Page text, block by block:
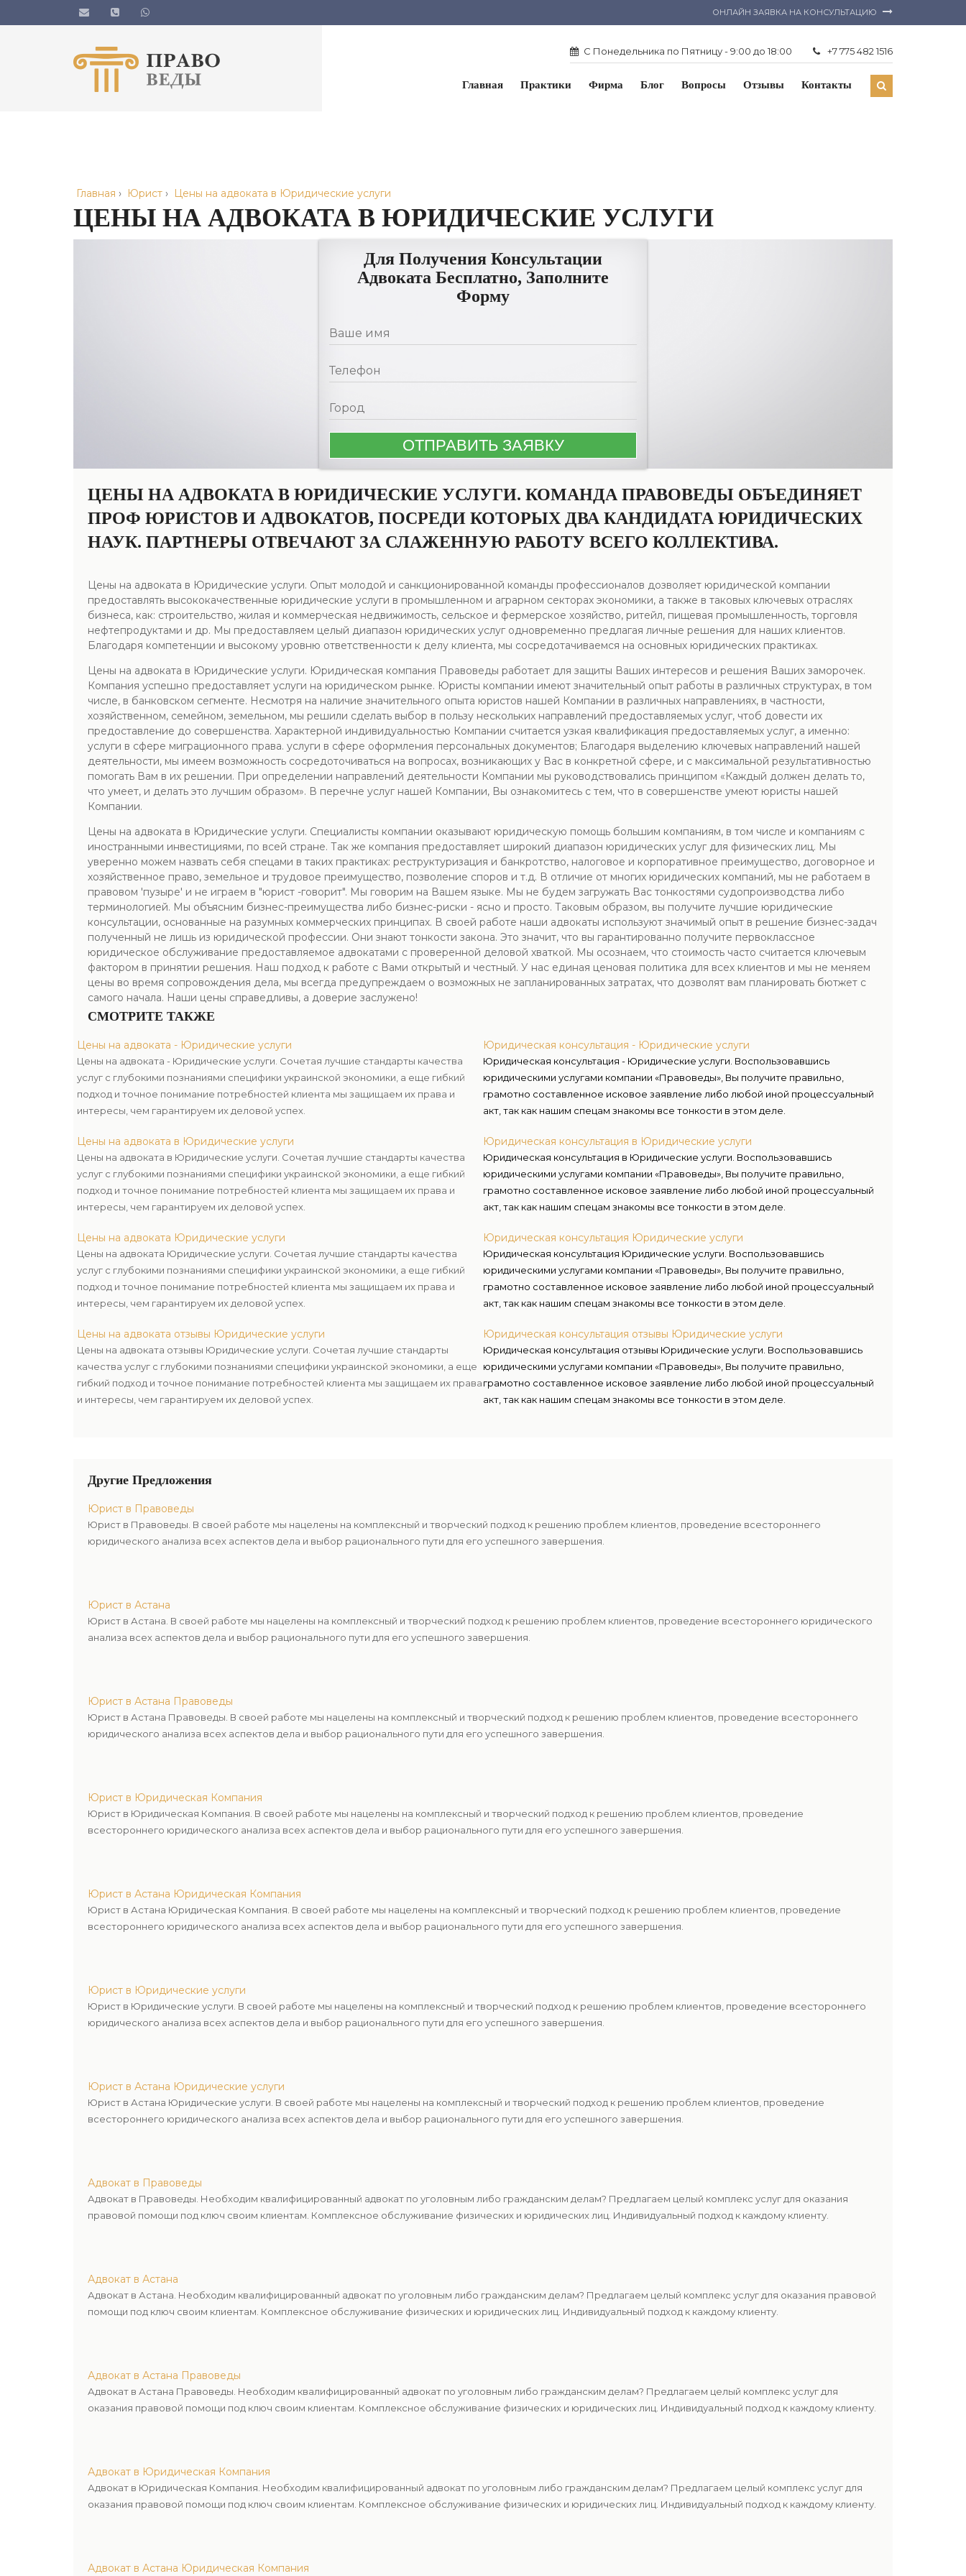
ОНЛАЙН ЗАЯВКА НА КОНСУЛЬТАЦИЮ
С Понедельника по Пятницу - 9:00 до 18:00 +7 775 482 1516
Главная Практики Фирма Блог Вопросы Отзывы Контакты
Главная › Юрист › Цены на адвоката в Юридические услуги
ЦЕНЫ НА АДВОКАТА В ЮРИДИЧЕСКИЕ УСЛУГИ
Для Получения Консультации
Адвоката Бесплатно, Заполните
Форму
ЦЕНЫ НА АДВОКАТА В ЮРИДИЧЕСКИЕ УСЛУГИ. КОМАНДА ПРАВОВЕДЫ ОБЪЕДИНЯЕТ
ПРОФ ЮРИСТОВ И АДВОКАТОВ, ПОСРЕДИ КОТОРЫХ ДВА КАНДИДАТА ЮРИДИЧЕСКИХ
НАУК. ПАРТНЕРЫ ОТВЕЧАЮТ ЗА СЛАЖЕННУЮ РАБОТУ ВСЕГО КОЛЛЕКТИВА.
Цены на адвоката в Юридические услуги. Опыт молодой и санкционированной команды профессионалов дозволяет юридической компании
предоставлять высококачественные юридические услуги в промышленном и аграрном секторах экономики, а также в таковых ключевых отраслях
бизнеса, как: строительство, жилая и коммерческая недвижимость, сельское и фермерское хозяйство, ритейл, пищевая промышленность, торговля
нефтепродуктами и др. Мы предоставляем целый диапазон юридических услуг одновременно предлагая личные решения для наших клиентов.
Благодаря компетенции и высокому уровню ответственности к делу клиента, мы сосредотачиваемся на основных юридических практиках.
Цены на адвоката в Юридические услуги. Юридическая компания Правоведы работает для защиты Ваших интересов и решения Ваших заморочек.
Компания успешно предоставляет услуги на юридическом рынке. Юристы компании имеют значительный опыт работы в различных структурах, в том
числе, в банковском сегменте. Несмотря на наличие значительного опыта юристов нашей Компании в различных направлениях, в частности,
хозяйственном, семейном, земельном, мы решили сделать выбор в пользу нескольких направлений предоставляемых услуг, чтоб довести их
предоставление до совершенства. Характерной индивидуальностью Компании считается узкая квалификация предоставляемых услуг, а именно:
услуги в сфере миграционного права. услуги в сфере оформления персональных документов; Благодаря выделению ключевых направлений нашей
деятельности, мы имеем возможность сосредоточиваться на вопросах, возникающих у Вас в конкретной сфере, и с максимальной результативностью
помогать Вам в их решении. При определении направлений деятельности Компании мы руководствовались принципом «Каждый должен делать то,
что умеет, и делать это лучшим образом». В перечне услуг нашей Компании, Вы ознакомитесь с тем, что в совершенстве умеют юристы нашей
Компании.
Цены на адвоката в Юридические услуги. Специалисты компании оказывают юридическую помощь большим компаниям, в том числе и компаниям с
иностранными инвестициями, по всей стране. Так же компания предоставляет широкий диапазон юридических услуг для физических лиц. Мы
уверенно можем назвать себя спецами в таких практиках: реструктуризация и банкротство, налоговое и корпоративное преимущество, договорное и
хозяйственное право, земельное и трудовое преимущество, позволение споров и т.д. В отличие от многих юридических компаний, мы не работаем в
правовом 'пузыре' и не играем в "юрист -говорит". Мы говорим на Вашем языке. Мы не будем загружать Вас тонкостями судопроизводства либо
терминологией. Мы объясним бизнес-преимущества либо бизнес-риски - ясно и просто. Таковым образом, вы получите лучшие юридические
консультации, основанные на разумных коммерческих принципах. В своей работе наши адвокаты используют значимый опыт в решение бизнес-задач
полученный не лишь из юридической профессии. Они знают тонкости закона. Это значит, что вы гарантированно получите первоклассное
юридическое обслуживание предоставляемое адвокатами с проверенной деловой хваткой. Мы осознаем, что стоимость часто считается ключевым
фактором в принятии решения. Наш подход к работе с Вами открытый и честный. У нас единая ценовая политика для всех клиентов и мы не меняем
цены во время сопровождения дела, мы всегда предупреждаем о возможных не запланированных затратах, что дозволят вам планировать бютжет с
самого начала. Наши цены справедливы, а доверие заслужено!
СМОТРИТЕ ТАКЖЕ
Цены на адвоката - Юридические услуги
Цены на адвоката - Юридические услуги. Сочетая лучшие стандарты качества
услуг с глубокими познаниями специфики украинской экономики, а еще гибкий
подход и точное понимание потребностей клиента мы защищаем их права и
интересы, чем гарантируем их деловой успех.
Цены на адвоката в Юридические услуги
Цены на адвоката в Юридические услуги. Сочетая лучшие стандарты качества
услуг с глубокими познаниями специфики украинской экономики, а еще гибкий
подход и точное понимание потребностей клиента мы защищаем их права и
интересы, чем гарантируем их деловой успех.
Цены на адвоката Юридические услуги
Цены на адвоката Юридические услуги. Сочетая лучшие стандарты качества
услуг с глубокими познаниями специфики украинской экономики, а еще гибкий
подход и точное понимание потребностей клиента мы защищаем их права и
интересы, чем гарантируем их деловой успех.
Цены на адвоката отзывы Юридические услуги
Цены на адвоката отзывы Юридические услуги. Сочетая лучшие стандарты
качества услуг с глубокими познаниями специфики украинской экономики, а еще
гибкий подход и точное понимание потребностей клиента мы защищаем их права
и интересы, чем гарантируем их деловой успех.
Юридическая консультация - Юридические услуги
Юридическая консультация - Юридические услуги. Воспользовавшись
юридическими услугами компании «Правоведы», Вы получите правильно,
грамотно составленное исковое заявление либо любой иной процессуальный
акт, так как нашим спецам знакомы все тонкости в этом деле.
Юридическая консультация в Юридические услуги
Юридическая консультация в Юридические услуги. Воспользовавшись
юридическими услугами компании «Правоведы», Вы получите правильно,
грамотно составленное исковое заявление либо любой иной процессуальный
акт, так как нашим спецам знакомы все тонкости в этом деле.
Юридическая консультация Юридические услуги
Юридическая консультация Юридические услуги. Воспользовавшись
юридическими услугами компании «Правоведы», Вы получите правильно,
грамотно составленное исковое заявление либо любой иной процессуальный
акт, так как нашим спецам знакомы все тонкости в этом деле.
Юридическая консультация отзывы Юридические услуги
Юридическая консультация отзывы Юридические услуги. Воспользовавшись
юридическими услугами компании «Правоведы», Вы получите правильно,
грамотно составленное исковое заявление либо любой иной процессуальный
акт, так как нашим спецам знакомы все тонкости в этом деле.
Другие Предложения
Юрист в Правоведы
Юрист в Правоведы. В своей работе мы нацелены на комплексный и творческий подход к решению проблем клиентов, проведение всестороннего
юридического анализа всех аспектов дела и выбор рационального пути для его успешного завершения.
Юрист в Астана
Юрист в Астана. В своей работе мы нацелены на комплексный и творческий подход к решению проблем клиентов, проведение всестороннего юридического
анализа всех аспектов дела и выбор рационального пути для его успешного завершения.
Юрист в Астана Правоведы
Юрист в Астана Правоведы. В своей работе мы нацелены на комплексный и творческий подход к решению проблем клиентов, проведение всестороннего
юридического анализа всех аспектов дела и выбор рационального пути для его успешного завершения.
Юрист в Юридическая Компания
Юрист в Юридическая Компания. В своей работе мы нацелены на комплексный и творческий подход к решению проблем клиентов, проведение
всестороннего юридического анализа всех аспектов дела и выбор рационального пути для его успешного завершения.
Юрист в Астана Юридическая Компания
Юрист в Астана Юридическая Компания. В своей работе мы нацелены на комплексный и творческий подход к решению проблем клиентов, проведение
всестороннего юридического анализа всех аспектов дела и выбор рационального пути для его успешного завершения.
Юрист в Юридические услуги
Юрист в Юридические услуги. В своей работе мы нацелены на комплексный и творческий подход к решению проблем клиентов, проведение всестороннего
юридического анализа всех аспектов дела и выбор рационального пути для его успешного завершения.
Юрист в Астана Юридические услуги
Юрист в Астана Юридические услуги. В своей работе мы нацелены на комплексный и творческий подход к решению проблем клиентов, проведение
всестороннего юридического анализа всех аспектов дела и выбор рационального пути для его успешного завершения.
Адвокат в Правоведы
Адвокат в Правоведы. Необходим квалифицированный адвокат по уголовным либо гражданским делам? Предлагаем целый комплекс услуг для оказания
правовой помощи под ключ своим клиентам. Комплексное обслуживание физических и юридических лиц. Индивидуальный подход к каждому клиенту.
Адвокат в Астана
Адвокат в Астана. Необходим квалифицированный адвокат по уголовным либо гражданским делам? Предлагаем целый комплекс услуг для оказания правовой
помощи под ключ своим клиентам. Комплексное обслуживание физических и юридических лиц. Индивидуальный подход к каждому клиенту.
Адвокат в Астана Правоведы
Адвокат в Астана Правоведы. Необходим квалифицированный адвокат по уголовным либо гражданским делам? Предлагаем целый комплекс услуг для
оказания правовой помощи под ключ своим клиентам. Комплексное обслуживание физических и юридических лиц. Индивидуальный подход к каждому клиенту.
Адвокат в Юридическая Компания
Адвокат в Юридическая Компания. Необходим квалифицированный адвокат по уголовным либо гражданским делам? Предлагаем целый комплекс услуг для
оказания правовой помощи под ключ своим клиентам. Комплексное обслуживание физических и юридических лиц. Индивидуальный подход к каждому клиенту.
Адвокат в Астана Юридическая Компания